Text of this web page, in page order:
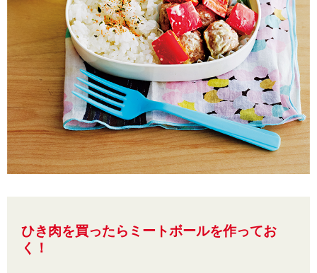
ひき肉を買ったらミートボールを作ってお
く！